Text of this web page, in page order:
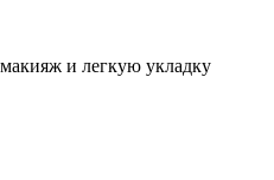
и легкую укладку